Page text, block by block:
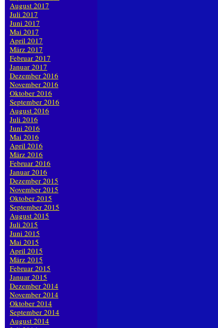
August 2017
Juli 2017
Juni 2017
Mai 2017
April 2017
März 2017
Februar 2017
Januar 2017
Dezember 2016
November 2016
Oktober 2016
September 2016
August 2016
Juli 2016
Juni 2016
Mai 2016
April 2016
März 2016
Februar 2016
Januar 2016
Dezember 2015
November 2015
Oktober 2015
September 2015
August 2015
Juli 2015
Juni 2015
Mai 2015
April 2015
März 2015
Februar 2015
Januar 2015
Dezember 2014
November 2014
Oktober 2014
September 2014
August 2014